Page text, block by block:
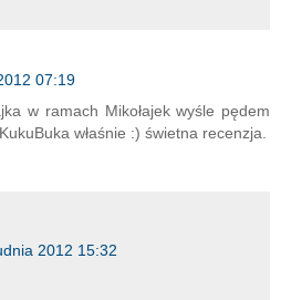
07:19
w ramach Mikołajek wyśle pędem
właśnie :) świetna recenzja.
2012 15:32